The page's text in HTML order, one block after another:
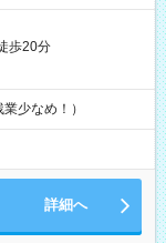
歩20分
少なめ！）
詳細へ